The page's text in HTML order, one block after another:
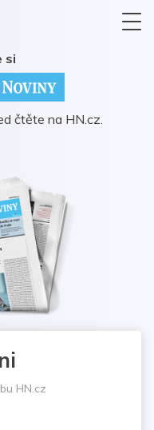
si
čtěte na HN.cz.
HN.cz